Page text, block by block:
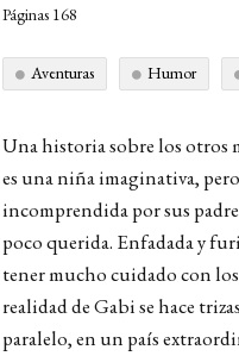
Páginas 168
Aventuras Humor
Una historia sobre los otros
es una niña imaginativa,
incomprendida por sus
poco querida. Enfadada y
tener mucho cuidado con los
realidad de Gabi se hace
paralelo, en un país